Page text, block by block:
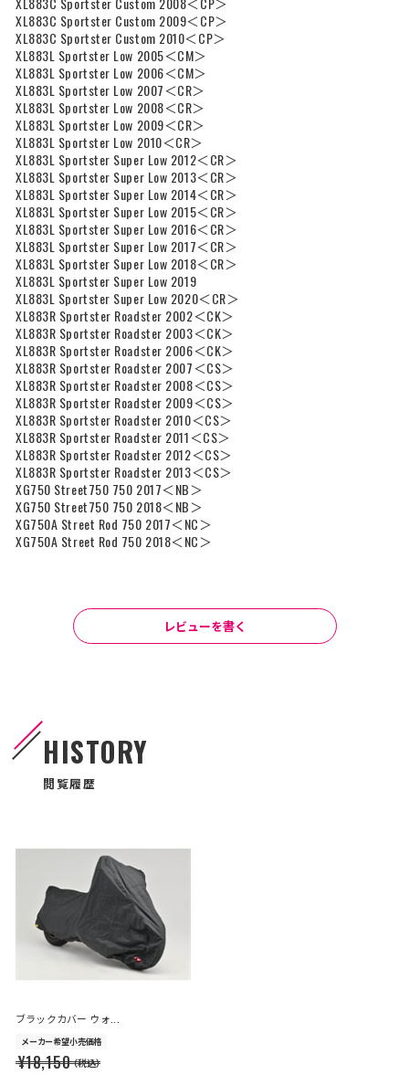
XL883C Sportster Custom 2009＜CP＞
XL883C Sportster Custom 2010＜CP＞
XL883L Sportster Low 2005＜CM＞
XL883L Sportster Low 2006＜CM＞
XL883L Sportster Low 2007＜CR＞
XL883L Sportster Low 2008＜CR＞
XL883L Sportster Low 2009＜CR＞
XL883L Sportster Low 2010＜CR＞
XL883L Sportster Super Low 2012＜CR＞
XL883L Sportster Super Low 2013＜CR＞
XL883L Sportster Super Low 2014＜CR＞
XL883L Sportster Super Low 2015＜CR＞
XL883L Sportster Super Low 2016＜CR＞
XL883L Sportster Super Low 2017＜CR＞
XL883L Sportster Super Low 2018＜CR＞
XL883L Sportster Super Low 2019
XL883L Sportster Super Low 2020＜CR＞
XL883R Sportster Roadster 2002＜CK＞
XL883R Sportster Roadster 2003＜CK＞
XL883R Sportster Roadster 2006＜CK＞
XL883R Sportster Roadster 2007＜CS＞
XL883R Sportster Roadster 2008＜CS＞
XL883R Sportster Roadster 2009＜CS＞
XL883R Sportster Roadster 2010＜CS＞
XL883R Sportster Roadster 2011＜CS＞
XL883R Sportster Roadster 2012＜CS＞
XL883R Sportster Roadster 2013＜CS＞
XG750 Street750 750 2017＜NB＞
XG750 Street750 750 2018＜NB＞
XG750A Street Rod 750 2017＜NC＞
XG750A Street Rod 750 2018＜NC＞
レビューを書く
HISTORY
閲覧履歴
ブラックカバー ウォ...
メーカー希望小売価格
¥18,150（税込）